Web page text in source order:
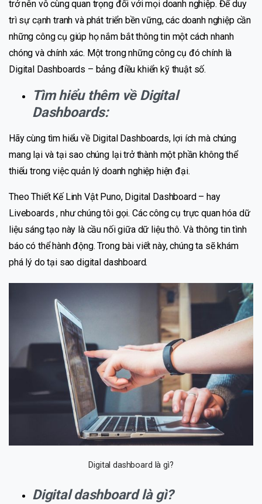
trở nên vô cùng quan trọng đối với mọi doanh nghiệp. Để duy
trì sự cạnh tranh và phát triển bền vững, các doanh nghiệp cần
những công cụ giúp họ nắm bắt thông tin một cách nhanh
chóng và chính xác. Một trong những công cụ đó chính là
Digital Dashboards – bảng điều khiển kỹ thuật số.
Tìm hiểu thêm về Digital
Dashboards:
Hãy cùng tìm hiểu về Digital Dashboards, lợi ích mà chúng
mang lại và tại sao chúng lại trở thành một phần không thể
thiếu trong việc quản lý doanh nghiệp hiện đại.
Theo Thiết Kế Linh Vật Puno, Digital Dashboard – hay
Liveboards , như chúng tôi gọi. Các công cụ trực quan hóa dữ
liệu sáng tạo này là cầu nối giữa dữ liệu thô. Và thông tin tình
báo có thể hành động. Trong bài viết này, chúng ta sẽ khám
phá lý do tại sao digital dashboard.
Digital dashboard là gì?
Digital dashboard là gì?